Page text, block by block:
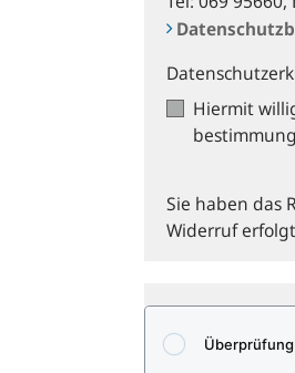
Hiermit
Sie haben das
Widerruf